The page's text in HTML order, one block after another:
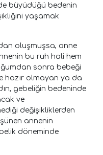
büyüdüğü bedenin
yaşamak
oluşmuşsa, anne
bu ruh hali hem
sonra bebeği
hazır olmayan ya da
gebeliğin bedeninde
ve
değişikliklerden
annenin
döneminde